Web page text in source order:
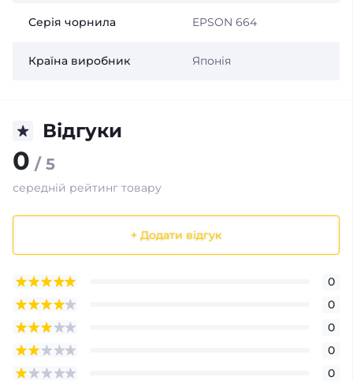
Серія чорнила EPSON 664
Країна виробник Японія
Відгуки
0 / 5
середній рейтинг товару
+ Додати відгук
0
0
0
0
0